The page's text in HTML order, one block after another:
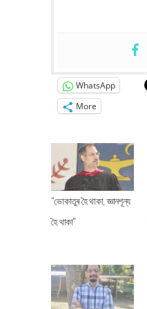
WhatsApp
More
“ভোকাতুৰ হৈ থাকা, জ্ঞানশূন্য
হৈ থাকা”